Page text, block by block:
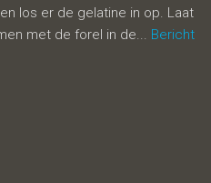
los er de gelatine in op. Laat
met de forel in de... Bericht